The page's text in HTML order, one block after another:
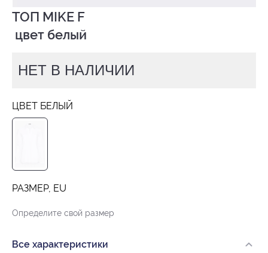
ТОП MIKE F
цвет белый
НЕТ В НАЛИЧИИ
ЦВЕТ БЕЛЫЙ
РАЗМЕР, EU
Определите свой размер
Все характеристики